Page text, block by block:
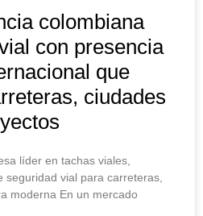
colombiana
con presencia
que
ciudades
líder en tachas viales,
seguridad vial para carreteras,
moderna En un mercado